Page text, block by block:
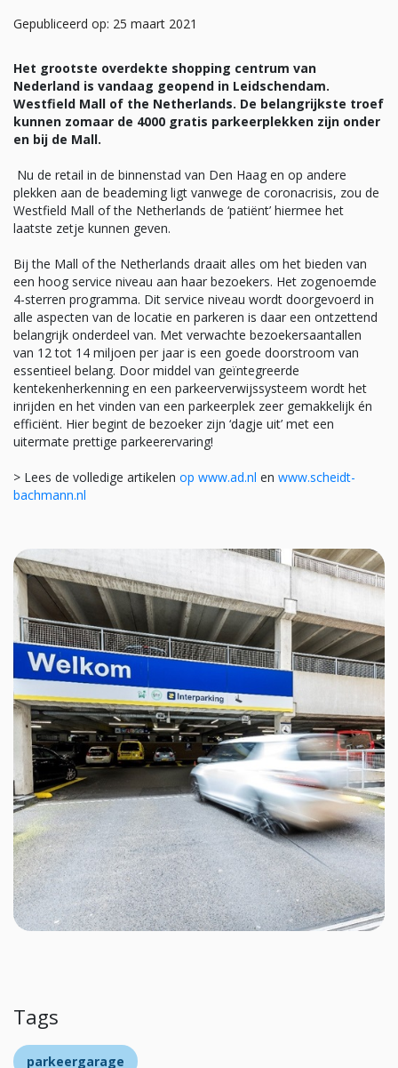
Gepubliceerd op: 25 maart 2021
Het grootste overdekte shopping centrum van
Nederland is vandaag geopend in Leidschendam.
Westfield Mall of the Netherlands. De belangrijkste troef
kunnen zomaar de 4000 gratis parkeerplekken zijn onder
en bij de Mall.
Nu de retail in de binnenstad van Den Haag en op andere
plekken aan de beademing ligt vanwege de coronacrisis, zou de
Westfield Mall of the Netherlands de ‘patiënt’ hiermee het
laatste zetje kunnen geven.
Bij the Mall of the Netherlands draait alles om het bieden van
een hoog service niveau aan haar bezoekers. Het zogenoemde
4-sterren programma. Dit service niveau wordt doorgevoerd in
alle aspecten van de locatie en parkeren is daar een ontzettend
belangrijk onderdeel van. Met verwachte bezoekersaantallen
van 12 tot 14 miljoen per jaar is een goede doorstroom van
essentieel belang. Door middel van geïntegreerde
kentekenherkenning en een parkeerverwijssysteem wordt het
inrijden en het vinden van een parkeerplek zeer gemakkelijk én
efficiënt. Hier begint de bezoeker zijn ‘dagje uit’ met een
uitermate prettige parkeerervaring!
> Lees de volledige artikelen op www.ad.nl en www.scheidt-
bachmann.nl
Tags
parkeergarage